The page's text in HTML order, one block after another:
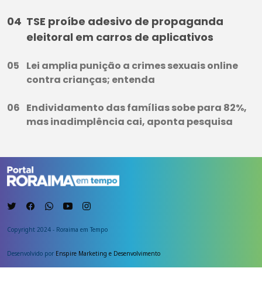
TSE proíbe adesivo de propaganda
eleitoral em carros de aplicativos
Lei amplia punição a crimes sexuais online
contra crianças; entenda
Endividamento das famílias sobe para 82%,
mas inadimplência cai, aponta pesquisa
Copyright 2024 - Roraima em Tempo
Desenvolvido por Enspire Marketing e Desenvolvimento